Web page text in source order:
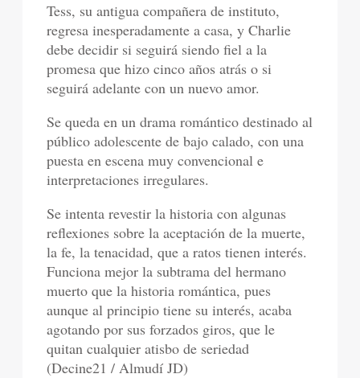
Tess, su antigua compañera de instituto,
regresa inesperadamente a casa, y Charlie
debe decidir si seguirá siendo fiel a la
promesa que hizo cinco años atrás o si
seguirá adelante con un nuevo amor.
Se queda en un drama romántico destinado al
público adolescente de bajo calado, con una
puesta en escena muy convencional e
interpretaciones irregulares.
Se intenta revestir la historia con algunas
reflexiones sobre la aceptación de la muerte,
la fe, la tenacidad, que a ratos tienen interés.
Funciona mejor la subtrama del hermano
muerto que la historia romántica, pues
aunque al principio tiene su interés, acaba
agotando por sus forzados giros, que le
quitan cualquier atisbo de seriedad
(Decine21 / Almudí JD)